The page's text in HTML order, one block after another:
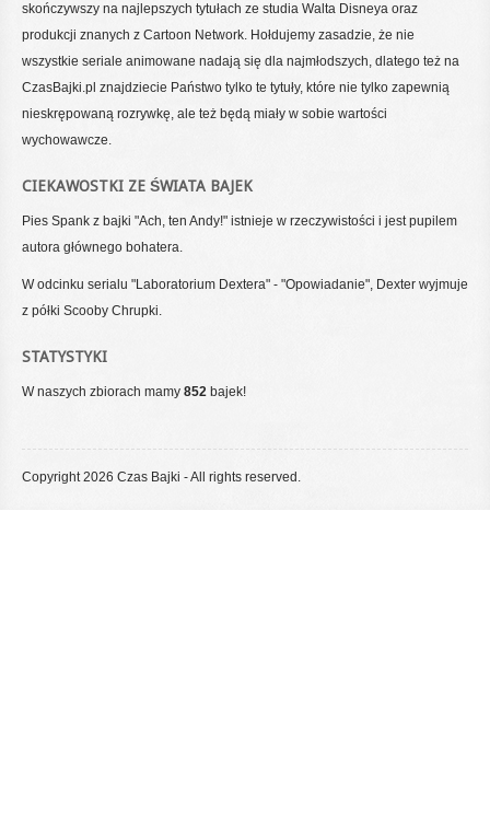
skończywszy na najlepszych tytułach ze studia Walta Disneya oraz
produkcji znanych z Cartoon Network. Hołdujemy zasadzie, że nie
wszystkie seriale animowane nadają się dla najmłodszych, dlatego też na
CzasBajki.pl znajdziecie Państwo tylko te tytuły, które nie tylko zapewnią
nieskrępowaną rozrywkę, ale też będą miały w sobie wartości
wychowawcze.
CIEKAWOSTKI ZE ŚWIATA BAJEK
Pies Spank z bajki "Ach, ten Andy!" istnieje w rzeczywistości i jest pupilem
autora głównego bohatera.
W odcinku serialu "Laboratorium Dextera" - "Opowiadanie", Dexter wyjmuje
z półki Scooby Chrupki.
STATYSTYKI
W naszych zbiorach mamy 852 bajek!
Copyright 2026 Czas Bajki - All rights reserved.